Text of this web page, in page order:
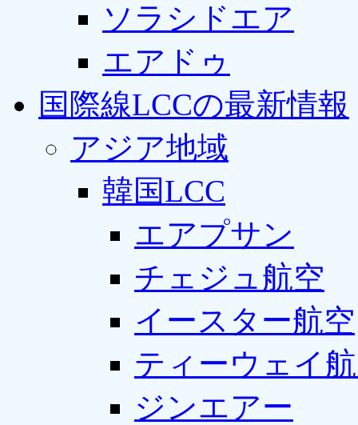
ソラシドエア
エアドゥ
国際線LCCの最新情報
アジア地域
韓国LCC
エアプサン
チェジュ航空
イースター航空
ティーウェイ
ジンエアー